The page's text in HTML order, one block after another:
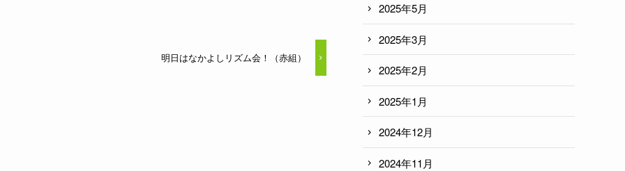
明日はなかよしリズム会！（赤組）
2025年5月
2025年3月
2025年2月
2025年1月
2024年12月
2024年11月